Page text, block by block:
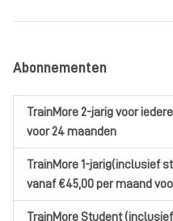
Abonnementen
TrainMore 2-jarigvoor
voor 24 maanden
TrainMore 1-jarig(inclusief
vanaf €45,00per maand
TrainMore Student